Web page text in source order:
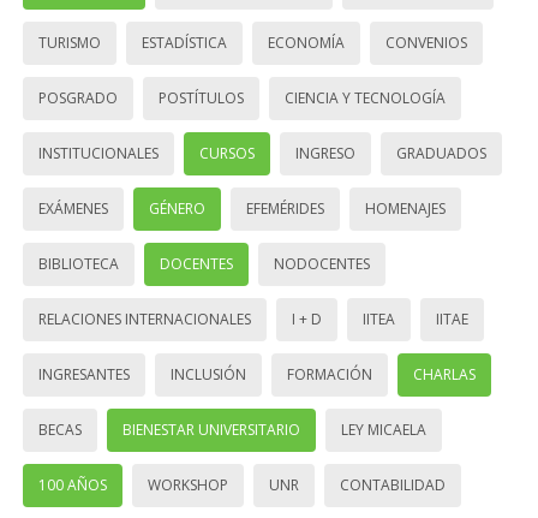
TURISMO ESTADÍSTICA ECONOMÍA CONVENIOS
POSGRADO POSTÍTULOS CIENCIA Y TECNOLOGÍA
INSTITUCIONALES CURSOS INGRESO GRADUADOS
EXÁMENES GÉNERO EFEMÉRIDES HOMENAJES
BIBLIOTECA DOCENTES NODOCENTES
RELACIONES INTERNACIONALES I + D IITEA IITAE
INGRESANTES INCLUSIÓN FORMACIÓN CHARLAS
BECAS BIENESTAR UNIVERSITARIO LEY MICAELA
100 AÑOS WORKSHOP UNR CONTABILIDAD